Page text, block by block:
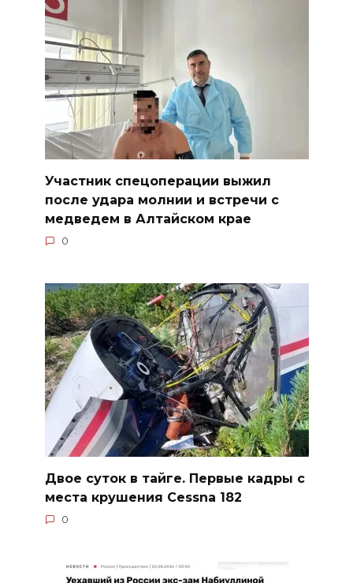
Участник спецоперации выжил
после удара молнии и встречи с
медведем в Алтайском крае
0
Двое суток в тайге. Первые кадры с
места крушения Cessna 182
0